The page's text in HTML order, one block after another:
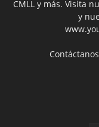
CMLL y más. Visita
y